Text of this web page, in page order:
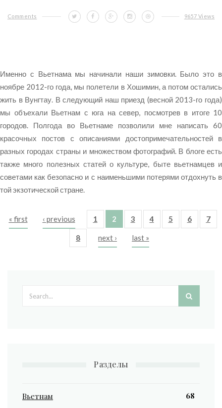
Comments 9657 Views
Именно с Вьетнама мы начинали наши зимовки. Было это в
ноябре 2012-го года, мы полетели в Хошимин, а потом остались
жить в Вунгтау. В следующий наш приезд (весной 2013-го года)
мы объехали Вьетнам с юга на север, посмотрев в итоге 10
городов. Полгода во Вьетнаме позволили мне написать 60
красочных постов с описаниями достопримечательностей в
разных городах страны и множеством фотографий. В блоге есть
также много полезных статей о культуре, быте вьетнамцев и
советами как безопасно и с наименьшими потерями отдохнуть в
той экзотической стране.
Pages
« first ‹ previous 1 2 3 4 5 6 7
8 next › last »
Разделы
Вьетнам 68